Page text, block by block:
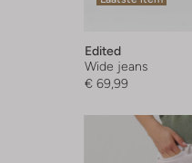
Edited
Wide jeans
€ 69,99